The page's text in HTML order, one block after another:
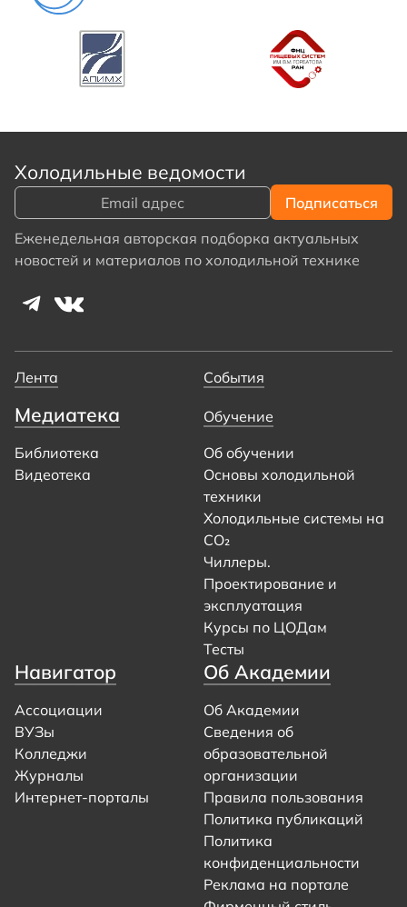
Холодильные ведомости
Еженедельная авторская подборка актуальных
новостей и материалов по холодильной технике
Лента События
Медиатека
Библиотека
Видеотека
Обучение
Об обучении
Основы холодильной
техники
Холодильные системы на
CO₂
Чиллеры.
Проектирование и
эксплуатация
Курсы по ЦОДам
Тесты
Навигатор
Ассоциации
ВУЗы
Колледжи
Журналы
Интернет-порталы
Об Академии
Об Академии
Сведения об
образовательной
организации
Правила пользования
Политика публикаций
Политика
конфиденциальности
Реклама на портале